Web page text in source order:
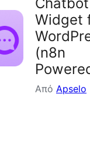
Widget
(n8n
Από Apselo